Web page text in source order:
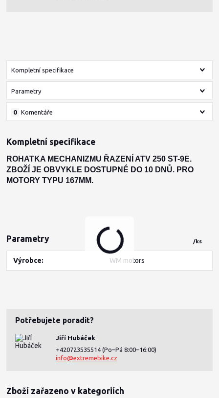
/ks
Kompletní specifikace
Parametry
Komentáře
0
Kompletní specifikace
ROHATKA MECHANIZMU ŘAZENÍ ATV 250 ST-9E.
ZBOŽÍ JE OBVYKLE DOSTUPNÉ DO 10 DNŮ. PRO
MOTORY TYPU 167MM.
Parametry
Výrobce WM motors
Potřebujete poradit?
Jiří Hubáček
+420723535514 (Po–Pá 8:00–16:00)
info@extremebike.cz
Zboží zařazeno v kategoriích